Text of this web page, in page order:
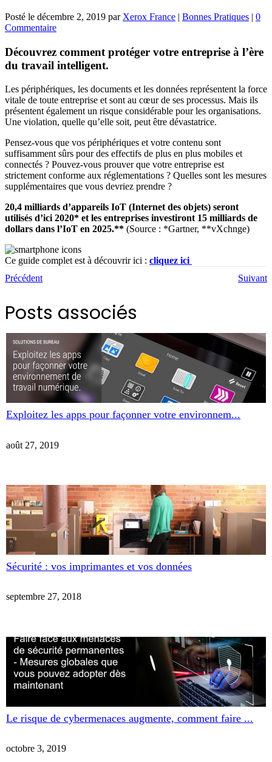
Posté le décembre 2, 2019 parXerox France Bonnes Pratiques
0
Commentaire
Découvrez comment protéger votre entreprise à l’ère
du travail intelligent.
Les périphériques, les documents et les données représentent la force
vitale de toute entreprise et sont au cœur de ses processus. Mais ils
présentent également un risque considérable pour les organisations.
Une violation, quelle qu’elle soit, peut être dévastatrice.
Pensez-vous que vos périphériques et votre contenu sont
suffisamment sûrs pour des effectifs de plus en plus mobiles et
connectés ? Pouvez-vous prouver que votre entreprise est
strictement conforme aux réglementations ? Quelles sont les mesures
supplémentaires que vous devriez prendre ?
20,4 milliards d’appareils IoT (Internet des objets) seront
utilisés d’ici 2020* et les entreprises investiront 15 milliards de
dollars dans l’IoT en 2025.** (Source : *Gartner, **vXchnge)
Ce guide complet est à découvrir ici : cliquez ici
Précédent
Suivant
Posts associés
Exploitez les apps pour façonner votre environnem...
août 27, 2019
Sécurité : vos imprimantes et vos données
septembre 27, 2018
Le risque de cybermenaces augmente, comment faire ...
octobre 3, 2019